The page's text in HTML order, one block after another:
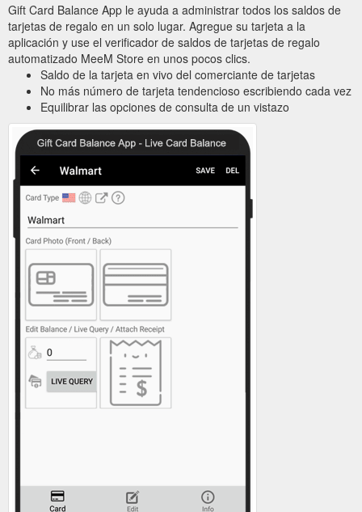
Gift Card Balance App le ayuda a administrar todos los saldos de
tarjetas de regalo en un solo lugar. Agregue su tarjeta a la
aplicación y use el verificador de saldos de tarjetas de regalo
automatizado MeeM Store en unos pocos clics.
Saldo de la tarjeta en vivo del comerciante de tarjetas
No más número de tarjeta tendencioso escribiendo cada vez
Equilibrar las opciones de consulta de un vistazo